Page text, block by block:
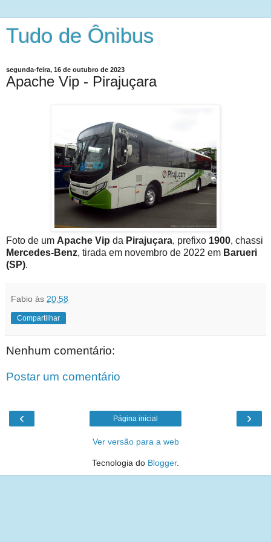
Tudo de Ônibus
segunda-feira, 16 de outubro de 2023
Apache Vip - Pirajuçara
Foto de um Apache Vip da Pirajuçara, prefixo 1900, chassi
Mercedes-Benz, tirada em novembro de 2022 em Barueri
(SP).
Fabio às 20:58
Compartilhar
Nenhum comentário:
Postar um comentário
‹ ›
Página inicial
Ver versão para a web
Tecnologia do Blogger.